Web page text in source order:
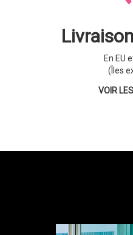
En EU
(Îles
VOIR